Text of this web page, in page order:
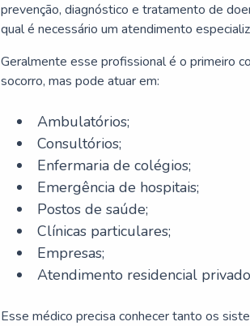
prevenção, diagnóstico e tratamento de
qual é necessário um atendimento
Geralmente esse profissional é o primeiro
socorro, mas pode atuar em:
Ambulatórios;
Consultórios;
Enfermaria de colégios;
Emergência de hospitais;
Postos de saúde;
Clínicas particulares;
Empresas;
Atendimento residencial
Esse médico precisa conhecer tanto os